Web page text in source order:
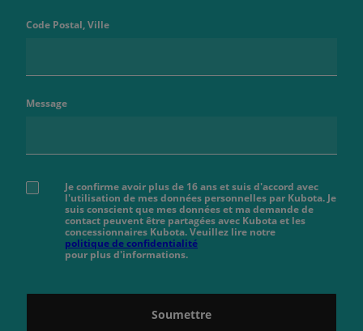
Code Postal, Ville
Message
Je confirme avoir plus de 16 ans et suis d'accord avec
l'utilisation de mes données personnelles par Kubota. Je
suis conscient que mes données et ma demande de
contact peuvent être partagées avec Kubota et les
concessionnaires Kubota. Veuillez lire notre
politique de confidentialité
pour plus d'informations.
Soumettre